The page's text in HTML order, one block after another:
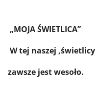
„MOJA ŚWIETLICA”
W tej naszej ,świetlicy
zawsze jest wesoło.